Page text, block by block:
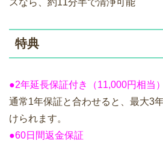
スなら、約11分半で清浄可能
特典
●2年延長保証付き（11,000円相当）
通常1年保証と合わせると、最大3
けられます。
●60日間返金保証